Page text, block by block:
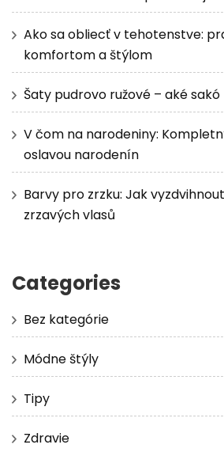
Ako sa obliecť v tehotenstve:
komfortom a štýlom
Šaty pudrovo ružové – aké
V čom na narodeniny:
oslavou narodenín
Barvy pro zrzku: Jak
zrzavých vlasů
Categories
Bez kategórie
Módne štýly
Tipy
Zdravie